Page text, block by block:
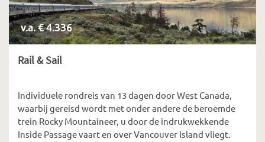
v.a. € 4.336
Rail & Sail
Individuele rondreis van 13 dagen door West Canada,
waarbij gereisd wordt met onder andere de beroemde
trein Rocky Mountaineer, u door de indrukwekkende
Inside Passage vaart en over Vancouver Island vliegt.